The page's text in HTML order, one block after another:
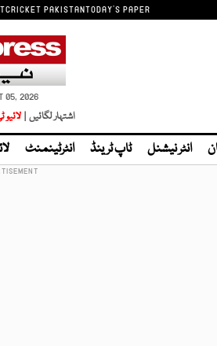
CRICKET PAKISTANTODAY'S PAPER
05, 2026
اشتہار لگائیں | لائیو
انٹر نیشنل ٹاپ ٹرینڈ انٹرٹینمنٹ